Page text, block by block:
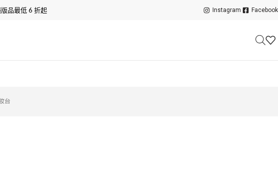
品最低 6 折起 Instagram Facebook
台